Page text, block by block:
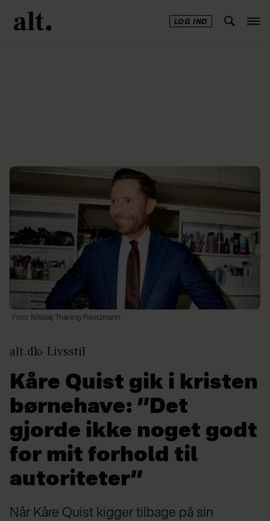
LOG IND
Foto: Nikolaj Thaning Rentzmann
alt.dk Livsstil
Kåre Quist gik i kristen
børnehave: ”Det
gjorde ikke noget godt
for mit forhold til
autoriteter”
Når Kåre Quist kigger tilbage på sin